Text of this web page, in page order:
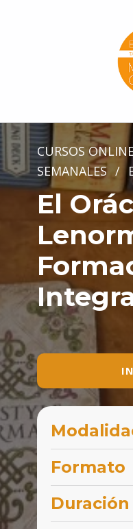
CURSOS
SEMANALES /
El
Formato
Duración